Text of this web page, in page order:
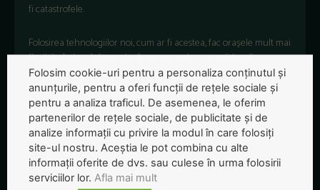
fi catastrofele.
Folosirea tehnologiilor noi, cum ar fi acestea, fac orașele mult mai
flexibile, îmbunătățesc alocărea resurselor, consolidează
comunicarea și coeziunea socială și, în general, fac viața mai
ușoară pentru toată lumea.
Citește și:
Orașele care elimină mașinile în favoarea pietonilor
Folosim cookie-uri pentru a personaliza conținutul și
anunțurile, pentru a oferi funcții de rețele sociale și
pentru a analiza traficul. De asemenea, le oferim
partenerilor de rețele sociale, de publicitate și de
analize informații cu privire la modul în care folosiți
site-ul nostru. Aceștia le pot combina cu alte
informații oferite de dvs. sau culese în urma folosirii
serviciilor lor. Afla mai mult